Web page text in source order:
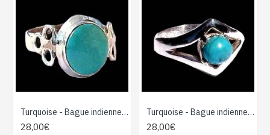
Turquoise - Bague indienne argent Turquoise - Bijoux Inde
28,00€
Turquoise - Bague indienne argent Turquoise - Bijoux Inde
28,00€